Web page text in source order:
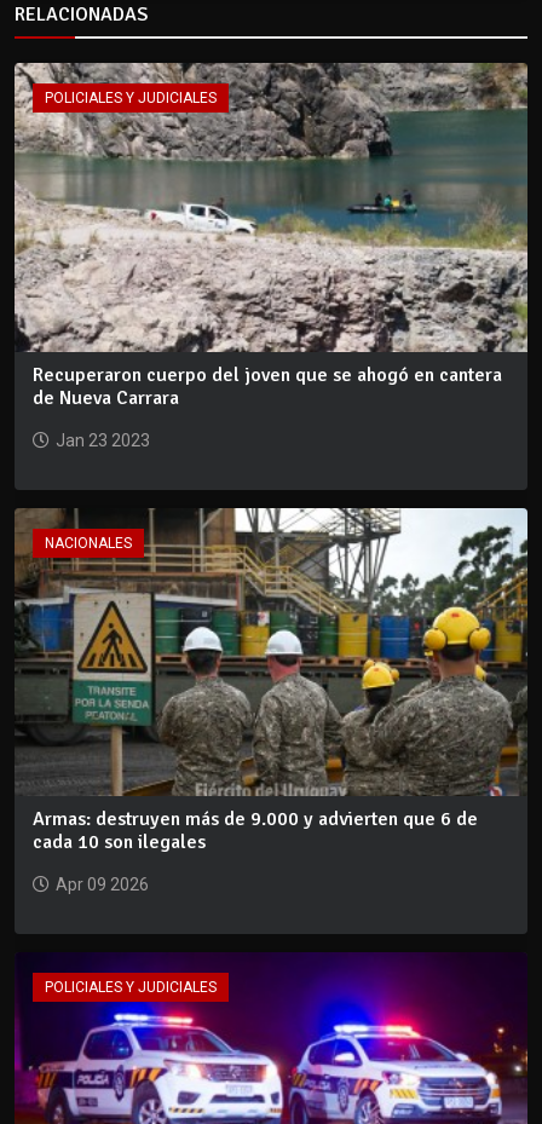
RELACIONADAS
POLICIALES Y JUDICIALES
Recuperaron cuerpo del joven que se ahogó en cantera
de Nueva Carrara
Jan 23 2023
NACIONALES
Armas: destruyen más de 9.000 y advierten que 6 de
cada 10 son ilegales
Apr 09 2026
POLICIALES Y JUDICIALES